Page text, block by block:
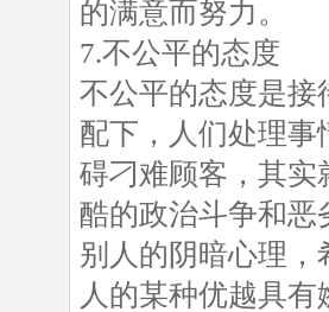
的满意而努力。
7.不公平的态度
不公平的态度是接
配下，人们处理
碍刁难顾客，其实
酷的政治斗争和恶
别人的阴暗心理
人的某种优越具